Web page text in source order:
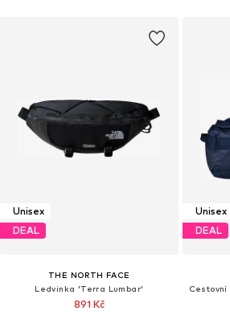
Unisex
DEAL
THE NORTH FACE
Ledvinka 'Terra Lumbar'
891 Kč
Unisex
DEAL